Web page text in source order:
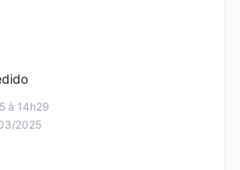
à 14h29
2025